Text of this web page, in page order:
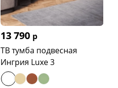
13 790 р
ТВ тумба подвесная
Ингрия Luxe 3